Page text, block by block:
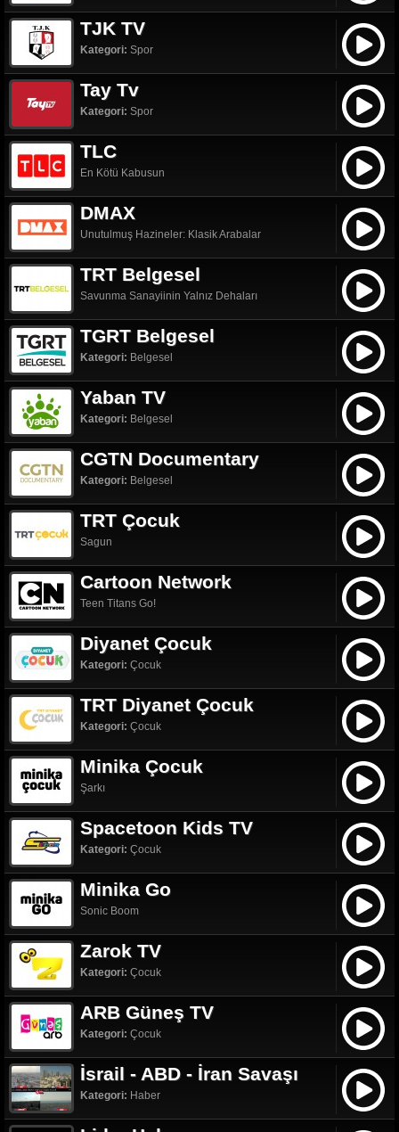
TJK TV
Kategori: Spor
Tay Tv
Kategori: Spor
TLC
En Kötü Kabusun
DMAX
Unutulmuş Hazineler: Klasik Arabalar
TRT Belgesel
Savunma Sanayiinin Yalnız Dehaları
TGRT Belgesel
Kategori: Belgesel
Yaban TV
Kategori: Belgesel
CGTN Documentary
Kategori: Belgesel
TRT Çocuk
Sagun
Cartoon Network
Teen Titans Go!
Diyanet Çocuk
Kategori: Çocuk
TRT Diyanet Çocuk
Kategori: Çocuk
Minika Çocuk
Şarkı
Spacetoon Kids TV
Kategori: Çocuk
Minika Go
Sonic Boom
Zarok TV
Kategori: Çocuk
ARB Güneş TV
Kategori: Çocuk
İsrail - ABD - İran Savaşı
Kategori: Haber